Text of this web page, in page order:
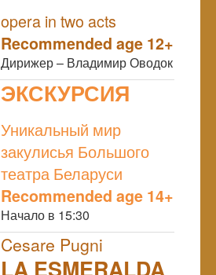
opera in two acts
Recommended age 12+
Дирижер – Владимир Оводок
ЭКСКУРСИЯ
Уникальный мир
закулисья Большого
театра Беларуси
Recommended age 14+
Начало в 15:30
Cesare Pugni
LA ESMERALDA